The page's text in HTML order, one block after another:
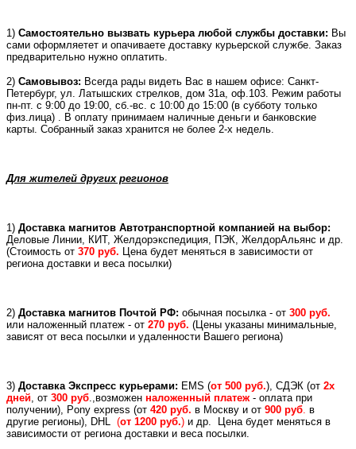
1) Самостоятельно вызвать курьера любой службы доставки: Вы
сами оформляетет и опачиваете доставку курьерской службе. Заказ
предварительно нужно оплатить.
2) Самовывоз: Всегда рады видеть Вас в нашем офисе: Санкт-
Петербург, ул. Латышских стрелков, дом 31а, оф.103. Режим работы
пн-пт. с 9:00 до 19:00, сб.-вс. с 10:00 до 15:00 (в субботу только
физ.лица) . В оплату принимаем наличные деньги и банковские
карты. Собранный заказ хранится не более 2-х недель.
Для жителей других регионов
1) Доставка магнитов Автотранспортной компанией на выбор:
Деловые Линии, КИТ, Желдорэкспедиция, ПЭК, ЖелдорАльянс и др.
(Стоимость от 370 руб. Цена будет меняться в зависимости от
региона доставки и веса посылки)
2) Доставка магнитов Почтой РФ: обычная посылка - от 300 руб.
или наложенный платеж - от 270 руб. (Цены указаны минимальные,
зависят от веса посылки и удаленности Вашего региона)
3) Доставка Экспресс курьерами: EMS (от 500 руб.), СДЭК (от 2х
дней, от 300 руб.,возможен наложенный платеж- оплата при
получении), Pony express (от 420 руб. в Москву и от 900 руб. в
другие регионы), DHL (от 1200 руб.) и др.
Цена будет меняться в
зависимости от региона доставки и веса посылки.